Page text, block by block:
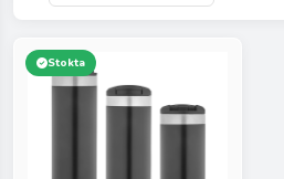
Stokta